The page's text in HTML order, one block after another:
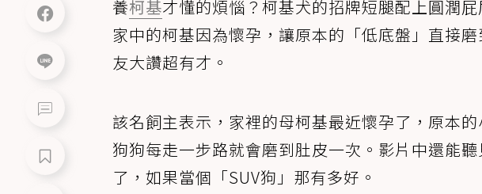
養柯基才懂的煩惱？柯基犬的招牌短腿配上圓潤
家中的柯基因為懷孕，讓原本的「低底盤」直接
友大讚超有才。
該名飼主表示，家裡的母柯基最近懷孕了，原本
狗狗每走一步路就會磨到肚皮一次。影片中還能
了，如果當個「SUV狗」那有多好。